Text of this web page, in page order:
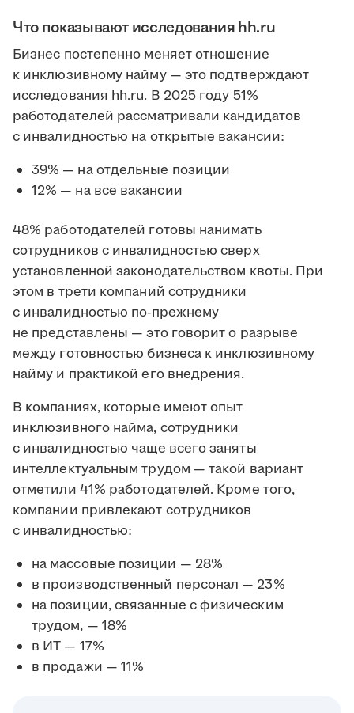
Что показывают исследования hh.ru
Бизнес постепенно меняет отношение
к инклюзивному найму — это подтверждают
исследования hh.ru. В 2025 году 51%
работодателей рассматривали кандидатов
с инвалидностью на открытые вакансии:
39% — на отдельные позиции
12% — на все вакансии
48% работодателей готовы нанимать
сотрудников с инвалидностью сверх
установленной законодательством квоты. При
этом в трети компаний сотрудники
с инвалидностью по-прежнему
не представлены — это говорит о разрыве
между готовностью бизнеса к инклюзивному
найму и практикой его внедрения.
В компаниях, которые имеют опыт
инклюзивного найма, сотрудники
с инвалидностью чаще всего заняты
интеллектуальным трудом — такой вариант
отметили 41% работодателей. Кроме того,
компании привлекают сотрудников
с инвалидностью:
на массовые позиции — 28%
в производственный персонал — 23%
на позиции, связанные с физическим
трудом, — 18%
в ИТ — 17%
в продажи — 11%